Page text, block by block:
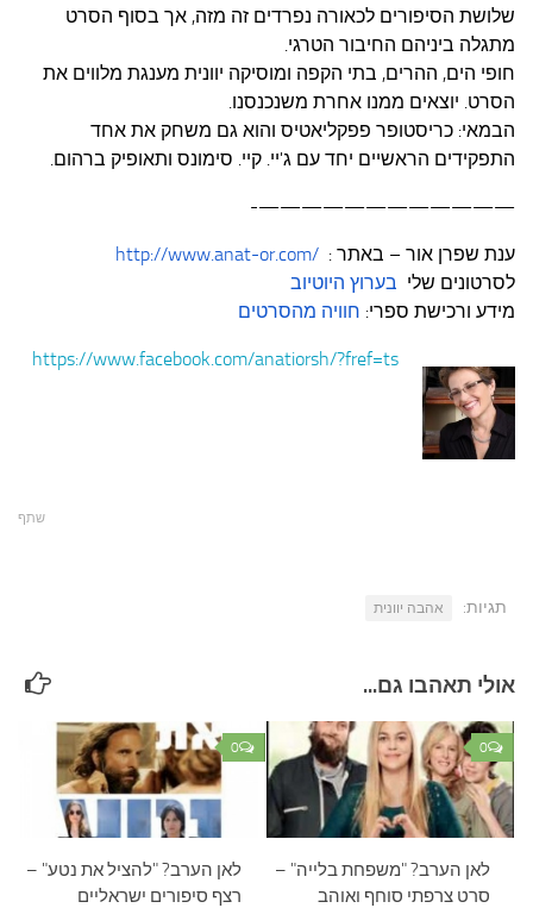
שלושת הסיפורים לכאורה נפרדים זה מזה, אך בסוף הסרט
מתגלה ביניהם החיבור הטרגי.
חופי הים, ההרים, בתי הקפה ומוסיקה יוונית מענגת מלווים את
הסרט. יוצאים ממנו אחרת משנכנסנו.
הבמאי: כריסטופר פפקליאטיס והוא גם משחק את אחד
התפקידים הראשיים יחד עם ג'יי. קיי. סימונס ותאופיק ברהום.
————————————-
ענת שפרן אור – באתר :
http://www.anat-or.com/
לסרטונים שלי בערוץ היוטיוב
מידע ורכישת ספרי: חוויה מהסרטים
https://www.facebook.com/anatiorsh/?fref=ts
שתף
תגיות: אהבה יוונית
אולי תאהבו גם...
0
לאן הערב? "להציל את נטע" –
רצף סיפורים ישראליים
0
לאן הערב? "משפחת בלייה" –
סרט צרפתי סוחף ואוהב